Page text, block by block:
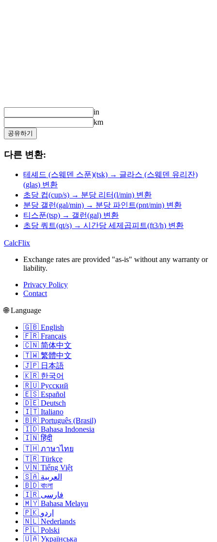
in
km
공유하기
다른 변환:
테셰드 (스웨덴 스푼)(tsk) → 글라스 (스웨덴 유리잔)
(glas) 변환
초당 컵(cup/s) → 분당 리터(l/min) 변환
분당 갤런(gal/min) → 분당 파인트(pnt/min) 변환
티스푼(tsp) → 갤런(gal) 변환
초당 쿼트(qt/s) → 시간당 세제곱피트(ft3/h) 변환
CalcFlix
Exchange rates are provided "as-is" without any warranty or
liability.
Privacy Policy
Contact
🌐 Language
🇬🇧 English
🇫🇷 Français
🇨🇳 简体中文
🇹🇼 繁體中文
🇯🇵 日本語
🇰🇷 한국어
🇷🇺 Русский
🇪🇸 Español
🇩🇪 Deutsch
🇮🇹 Italiano
🇧🇷 Português (Brasil)
🇮🇩 Bahasa Indonesia
🇮🇳 हिंदी
🇹🇭 ภาษาไทย
🇹🇷 Türkçe
🇻🇳 Tiếng Việt
🇸🇦 العربية
🇧🇩 বাংলা
🇮🇷 فارسی
🇲🇾 Bahasa Melayu
🇵🇰 اردو
🇳🇱 Nederlands
🇵🇱 Polski
🇺🇦 Українська